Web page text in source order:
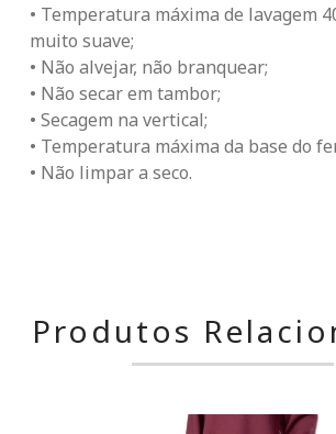
• Temperatura máxima de lavagem
muito suave;
• Não alvejar, não branquear;
• Não secar em tambor;
• Secagem na vertical;
• Temperatura máxima da base do
• Não limpar a seco.
Produtos